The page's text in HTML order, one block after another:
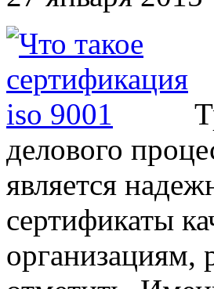
делового
является
сертификаты
организациям,